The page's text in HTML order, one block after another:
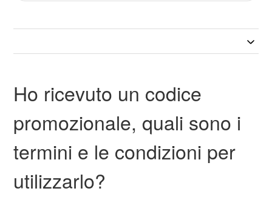
Ho ricevuto un codice
promozionale, quali sono i
termini e le condizioni per
utilizzarlo?